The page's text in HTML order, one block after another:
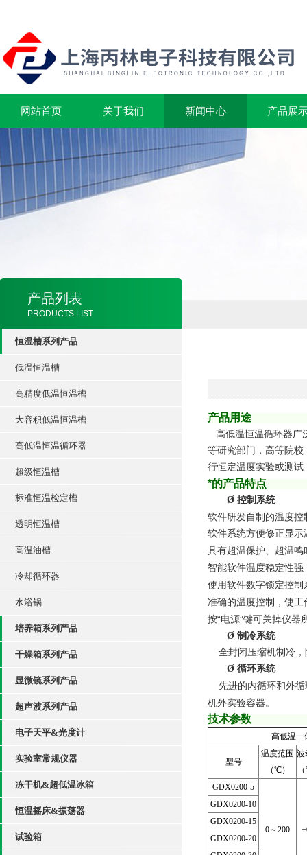
网站首页 关于我们 新闻中心 产品展
产品列表
PRODUCTS LIST
恒温槽系列产品
低温恒温槽
高精度低温恒温槽
大容积低温恒温槽
高低温恒温循环器
超级恒温槽
标准恒温检定槽
透明恒温槽
高温油槽
冷却循环器
水浴锅
培养箱系列产品
干燥箱系列产品
显微镜系列产品
超声波系列产品
电子天平&光度计
实验室常规仪器
冻干机&超低温冰箱
恒温摇床&振荡器
试验箱
产品
高低温恒温循环器广
等研究部门，高等院
行恒定温度实验或测
*的产品特
Ø 控制系统
软件研发自制的温度
软件系统方便修正显
具有超温保护
超温鸣
智能软件温度稳定性
使用软件数字锁定控
准确的温度控制，使
按“电源”键可关掉仪
Ø 制冷系统
全封闭压缩机制冷，
Ø 循环系统
先进的内循环和外
机外实验容器。
技术
高低温一
型号
温度范围
（℃）
波
GDX0200-5
0～200
GDX0200-10
GDX0200-15
GDX0200-20